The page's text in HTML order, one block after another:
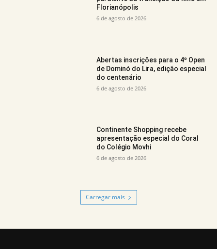
Florianópolis
6 de agosto de 2026
Abertas inscrições para o 4º Open
de Dominó do Lira, edição especial
do centenário
6 de agosto de 2026
Continente Shopping recebe
apresentação especial do Coral
do Colégio Movhi
6 de agosto de 2026
Carregar mais